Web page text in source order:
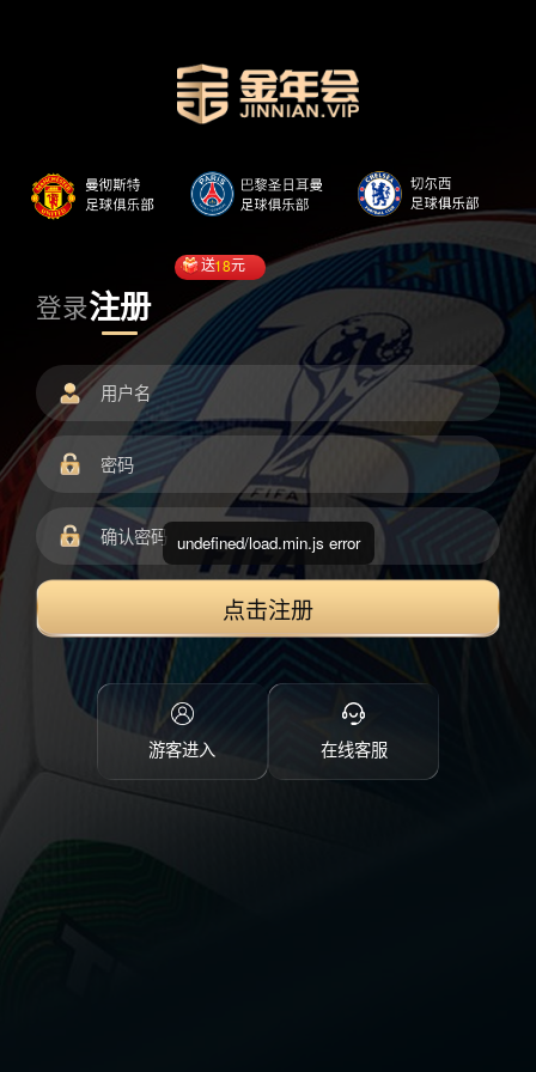
登录注册
送18元
点击注册
游客进入 在线客服
undefined/load.min.js error